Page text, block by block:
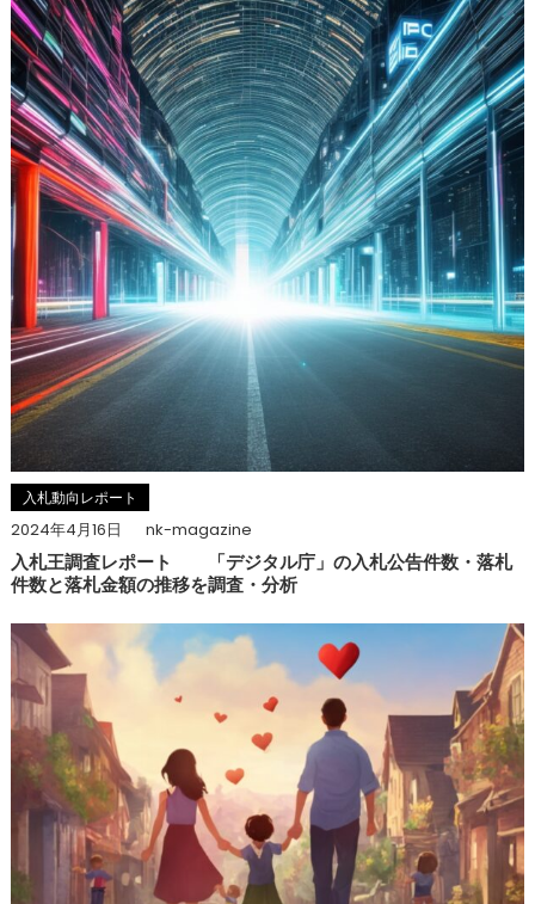
入札動向レポート
2024年4月16日 nk-magazine
入札王調査レポート 「デジタル庁」の入札公告件数・落札
件数と落札金額の推移を調査・分析